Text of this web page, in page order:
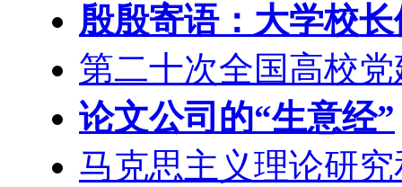
殷殷寄语：大学校
第二十次全国高校
论文公司的“生意经”
马克思主义理论研